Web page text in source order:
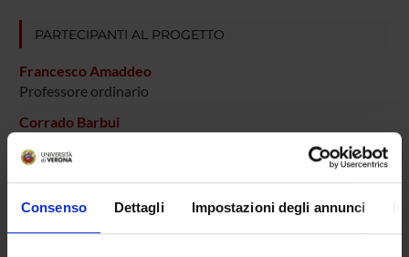
Consenso Dettagli Impostazioni degli annunci
PARTECIPANTI AL PROGETTO
Francesco Amaddeo
Professore ordinario
Corrado Barbui
Michela Nose'
Professore associato